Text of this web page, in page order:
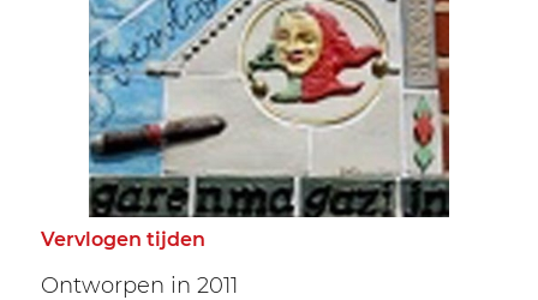
Vervlogen tijden
Ontworpen in 2011